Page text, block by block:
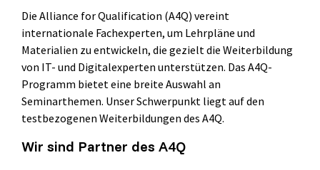
Selenium 4 Tester Foundation
Xray - Testmanagement für Jira
Die Alliance for Qualification (A4Q) vereint
internationale Fachexperten, um Lehrpläne und
Materialien zu entwickeln, die gezielt die Weiterbildung
von IT- und Digitalexperten unterstützen. Das A4Q-
Programm bietet eine breite Auswahl an
Seminarthemen. Unser Schwerpunkt liegt auf den
testbezogenen Weiterbildungen des A4Q.
Wir sind Partner des A4Q